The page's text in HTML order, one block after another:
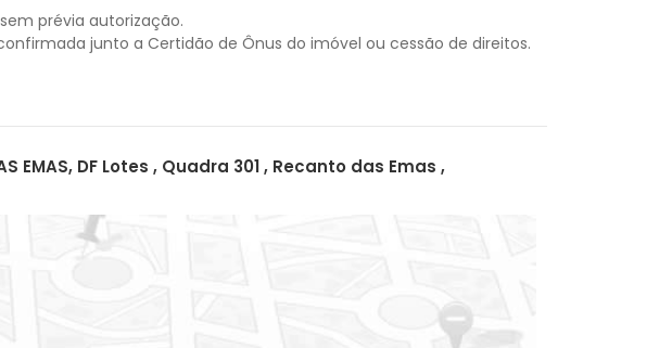
prévia autorização.
EMAS, DF Lotes , Quadra 301 , Recanto das Emas ,